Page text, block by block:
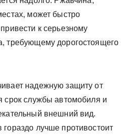
может быстро
к серьезному
требующему дорогостоящего
надежную защиту от
срок службы автомобиля и
внешний вид.
лучше противостоит